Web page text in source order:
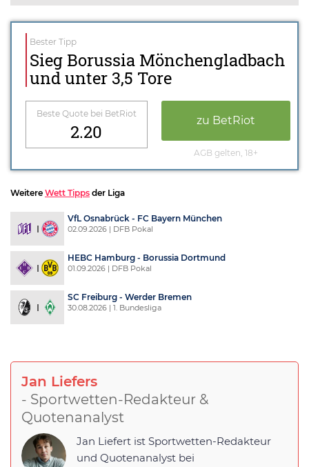
Bester Tipp
Sieg Borussia Mönchengladbach
und unter 3,5 Tore
Beste Quote bei BetRiot
2.20
zu BetRiot
AGB gelten, 18+
Weitere Wett Tipps der Liga
VfL Osnabrück - FC Bayern München
02.09.2026 | DFB Pokal
HEBC Hamburg - Borussia Dortmund
01.09.2026 | DFB Pokal
SC Freiburg - Werder Bremen
30.08.2026 | 1. Bundesliga
Jan Liefers
- Sportwetten-Redakteur &
Quotenanalyst
Jan Liefert ist Sportwetten-Redakteur
und Quotenanalyst bei